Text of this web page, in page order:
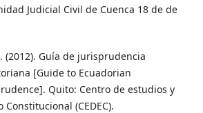
Judicial Civil de Cuenca 18 de de
(2012). Guía de jurisprudencia
[Guide to Ecuadorian
Quito: Centro de estudios y
(CEDEC).